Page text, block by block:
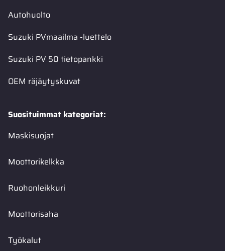
Autohuolto
Suzuki PVmaailma -luettelo
Suzuki PV 50 tietopankki
OEM räjäytyskuvat
Suosituimmat kategoriat:
Maskisuojat
Moottorikelkka
Ruohonleikkuri
Moottorisaha
Työkalut